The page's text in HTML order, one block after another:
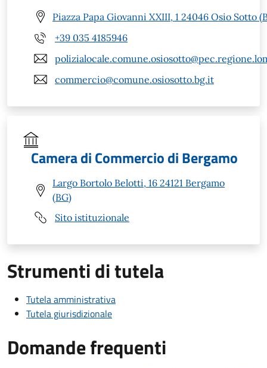
Piazza Papa Giovanni XXIII, 1 24046 Osio Sotto
+39 035 4185946
commercio@comune.osiosotto.bg.it
Camera di Commercio di Bergamo
Largo Bortolo Belotti, 16 24121 Bergamo
(BG)
Sito istituzionale
Strumenti di tutela
Tutela amministrativa
Tutela giurisdizionale
Domande frequenti